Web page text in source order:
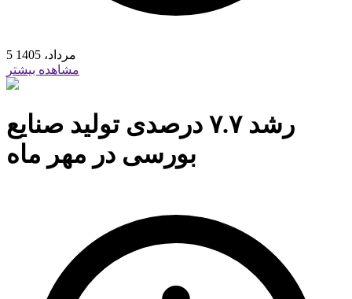
5 مرداد، 1405
مشاهده بیشتر
رشد ۷.۷ درصدی تولید صنایع
بورسی در مهر ماه